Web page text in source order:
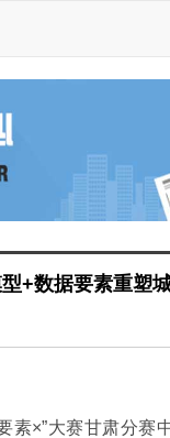
+数据要素重塑
素×”大赛甘肃分赛